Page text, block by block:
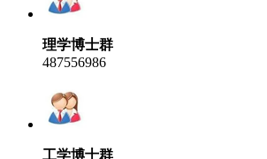
理学博士群
487556986
工学博士群